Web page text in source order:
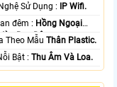
🌠 Công Nghệ Sử Dụng : IP Wifi.
🔴 Xem ban đêm : Hồng Ngoại
Ban Ðêm.
Theo MẫuThân Plastic.
️☣️ Điểm Nỗi Bật :Thu Âm Và Loa.